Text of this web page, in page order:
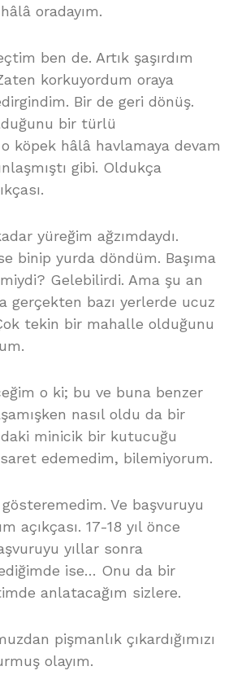
oradayım.
ben de. Artık şaşırdım
korkuyordum oraya
Bir de geri dönüş.
bir türlü
köpek hâlâ havlamaya devam
gibi. Oldukça
yüreğim ağzımdaydı.
binip yurda döndüm. Başıma
Gelebilirdi. Ama şu an
gerçekten bazı yerlerde ucuz
tekin bir mahalle olduğunu
o ki; bu ve buna benzer
nasıl oldu da bir
minicik bir kutucuğu
edemedim, bilemiyorum.
Ve başvuruyu
açıkçası. 17-18 yıl önce
yıllar sonra
ise… Onu da bir
anlatacağım sizlere.
pişmanlık çıkardığımızı
olayım.